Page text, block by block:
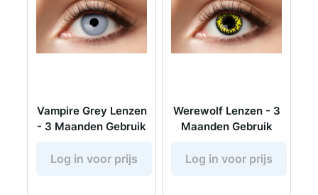
Vampire Grey Lenzen
- 3 Maanden Gebruik
Log in voor prijs
Werewolf Lenzen - 3
Maanden Gebruik
Log in voor prijs